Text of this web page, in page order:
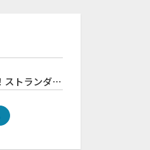
未経験からマーケターへ！ストランダーマーケティングスクール開校